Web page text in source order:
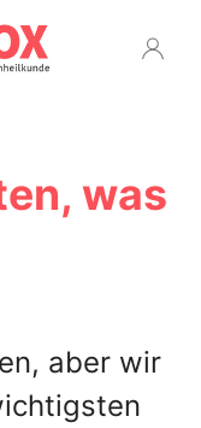
was
aber wir